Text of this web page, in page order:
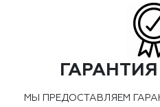
МЫ ПРЕДОСТАВЛЯЕМ